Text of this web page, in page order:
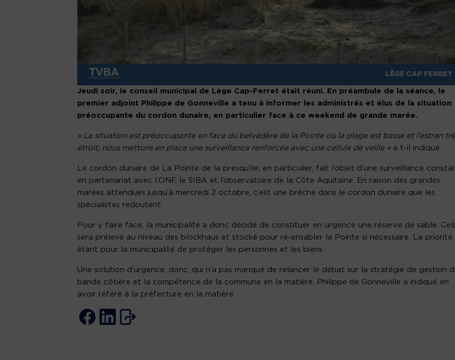
Jeudi soir, le conseil municipal de Lège Cap-Ferret était réuni. En préambule de la séance, le
premier adjoint Philippe de Gonneville a tenu à informer les administrés et élus de la situation
préoccupante du cordon dunaire, en particulier face à ce weekend de grande marée.
« La situation est préoccupante en face du belvédère de la Pointe où la plage est basse et l’estran
étroit, nous mettons en place une surveillance renforcée avec une cellule de veille » a t-il indiqué.
Le cordon dunaire de La Pointe de la presqu’ile, en particulier, fait l’objet d’une surveillance
en partenariat avec l’ONF, le SIBA et l’observatoire de la Côte Aquitaine. En raison des grandes
marées attendues jusqu’à mercredi 2 octobre, c’est une brèche dans le cordon dunaire que les
spécialistes redoutent.
Pour y faire face, la municipalité a donc décidé de constituer en urgence une réserve de sable.
sera prélevé au niveau des blockhaus et stocké pour ré-ensabler la Pointe si nécessaire. La priorité
étant pour la municipalité de protéger les personnes et les biens.
Une solution d’urgence, donc, qui n’a pas manqué de relancer le débat sur la stratégie de gestion
bande côtière et la compétence de la commune en la matière. Philippe de Gonneville a indiqué en
avoir référé à la préfecture en la matière.